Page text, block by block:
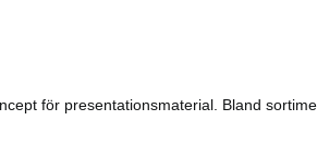
för presentationsmaterial. Bland